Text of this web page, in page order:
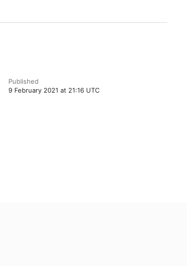
Published
9 February 2021 at 21:16 UTC